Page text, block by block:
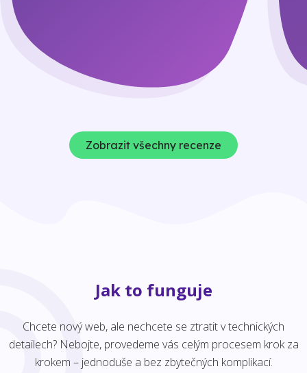
Zobrazit všechny recenze
Jak to funguje
Chcete nový web, ale nechcete se ztratit v technických
detailech? Nebojte, provedeme vás celým procesem krok za
krokem – jednoduše a bez zbytečných komplikací.